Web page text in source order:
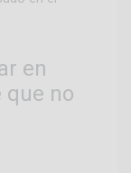
en
que no